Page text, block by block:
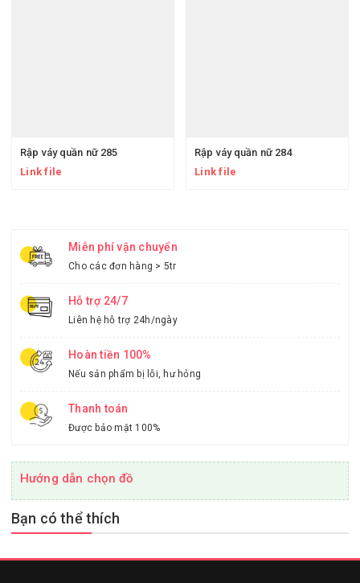
Rập váy quần nữ 285
Link file
Rập váy quần nữ 284
Link file
Miễn phí vận chuyển
Cho các đơn hàng > 5tr
Hỗ trợ 24/7
Liên hệ hỗ trợ 24h/ngày
Hoàn tiền 100%
Nếu sản phẩm bị lỗi, hư hỏng
Thanh toán
Được bảo mật 100%
Hướng dẫn chọn đồ
Bạn có thể thích